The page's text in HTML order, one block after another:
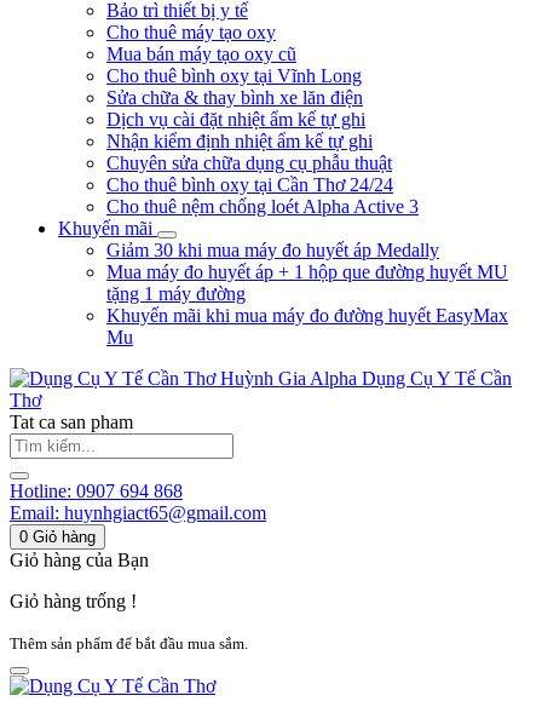
Bảo trì thiết bị y tế
Cho thuê máy tạo oxy
Mua bán máy tạo oxy cũ
Cho thuê bình oxy tại Vĩnh Long
Sửa chữa & thay bình xe lăn điện
Dịch vụ cài đặt nhiệt ẩm kế tự ghi
Nhận kiểm định nhiệt ẩm kế tự ghi
Chuyên sửa chữa dụng cụ phẫu thuật
Cho thuê bình oxy tại Cần Thơ 24/24
Cho thuê nệm chống loét Alpha Active 3
Khuyến mãi
Giảm 30 khi mua máy đo huyết áp Medally
Mua máy đo huyết áp + 1 hộp que đường huyết MU
tặng 1 máy đường
Khuyến mãi khi mua máy đo đường huyết EasyMax
Mu
Huỳnh Gia Alpha Dụng Cụ Y Tế Cần
Thơ
Tat ca san pham
Hotline: 0907 694 868
Email: huynhgiact65@gmail.com
0 Giỏ hàng
Giỏ hàng của Bạn
Giỏ hàng trống !
Thêm sản phẩm để bắt đầu mua sắm.